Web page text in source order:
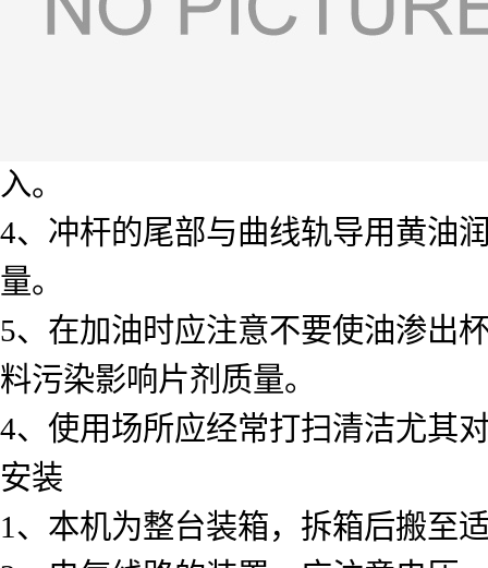
入。
4、冲杆的尾部与曲线轨导用黄油
量。
5、在加油时应注意不要使油渗出
料污染影响片剂质量。
4、使用场所应经常打扫清洁尤其
安装
1、本机为整台装箱，拆箱后搬至